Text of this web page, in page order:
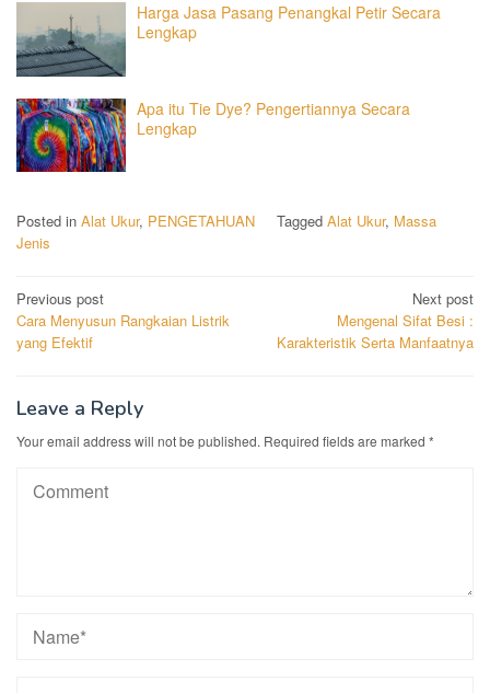
Harga Jasa Pasang Penangkal Petir Secara
Lengkap
Apa itu Tie Dye? Pengertiannya Secara
Lengkap
Posted in Alat Ukur, PENGETAHUAN Tagged Alat Ukur, Massa
Jenis
Post
navigation
Previous post
Cara Menyusun Rangkaian Listrik
yang Efektif
Next post
Mengenal Sifat Besi :
Karakteristik Serta Manfaatnya
Leave a Reply
Your email address will not be published. Required fields are marked *